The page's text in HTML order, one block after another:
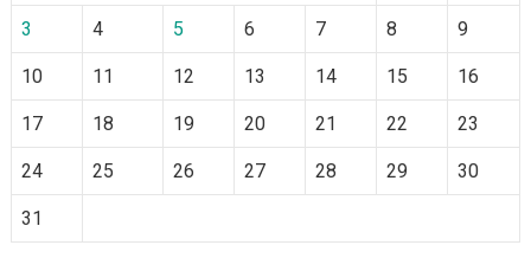
3 4 5 6 7 8 9
10 11 12 13 14 15 16
17 18 19 20 21 22 23
24 25 26 27 28 29 30
31